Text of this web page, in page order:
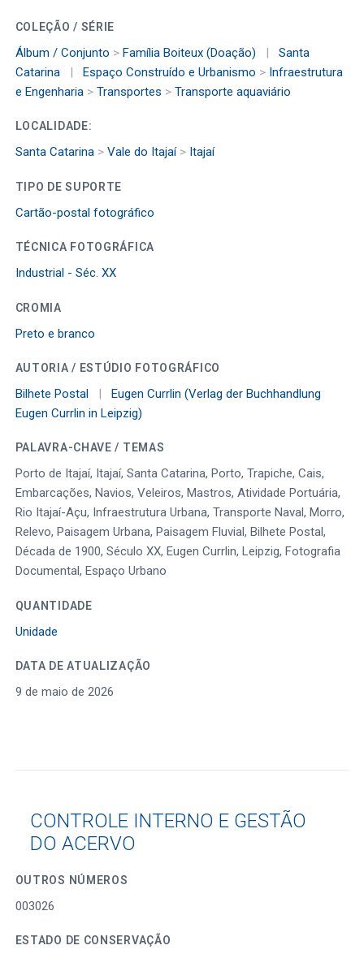
COLEÇÃO / SÉRIE
Álbum / Conjunto > Família Boiteux (Doação) |
Santa
Catarina
| Espaço Construído e Urbanismo > Infraestrutura
e Engenharia> Transportes > Transporte aquaviário
LOCALIDADE:
Santa Catarina> Vale do Itajaí> Itajaí
TIPO DE SUPORTE
Cartão-postal fotográfico
TÉCNICA FOTOGRÁFICA
Industrial - Séc. XX
CROMIA
Preto e branco
AUTORIA / ESTÚDIO FOTOGRÁFICO
Bilhete Postal |
Eugen Currlin (Verlag der Buchhandlung
Eugen Currlin in Leipzig)
PALAVRA-CHAVE / TEMAS
Porto de Itajaí, Itajaí, Santa Catarina, Porto, Trapiche, Cais,
Embarcações, Navios, Veleiros, Mastros, Atividade Portuária,
Rio Itajaí-Açu, Infraestrutura Urbana, Transporte Naval, Morro,
Relevo, Paisagem Urbana, Paisagem Fluvial, Bilhete Postal,
Década de 1900, Século XX, Eugen Currlin, Leipzig, Fotografia
Documental, Espaço Urbano
QUANTIDADE
Unidade
DATA DE ATUALIZAÇÃO
9 de maio de 2026
CONTROLE INTERNO E GESTÃO
DO ACERVO
OUTROS NÚMEROS
003026
ESTADO DE CONSERVAÇÃO